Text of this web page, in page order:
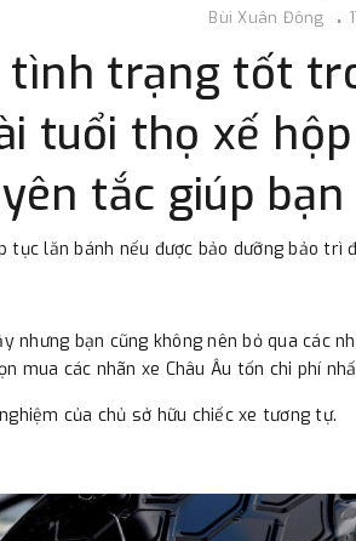
Bùi Xuân Đông
tình trạng tốt
tuổi thọ xế
tắc giúp
lăn bánh nếu được bảo dưỡng bảo trì
nhưng bạn cũng không nên bỏ qua các
mua các nhãn xe Châu Âu tốn chi phí
của chủ sở hữu chiếc xe tương tự.